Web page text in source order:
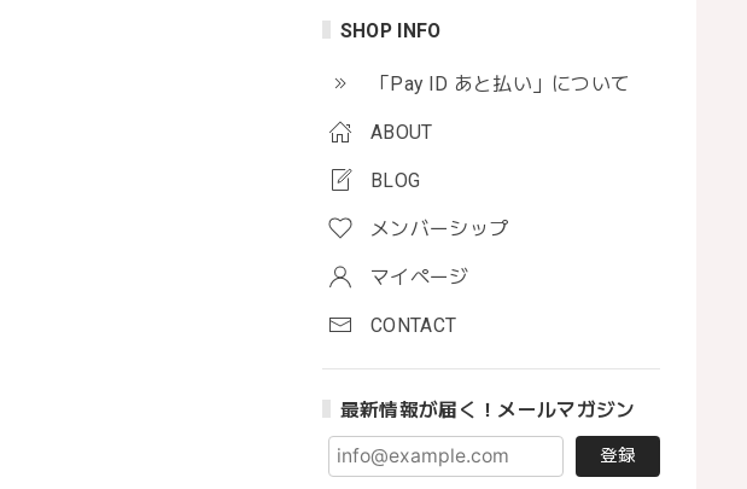
SHOP INFO
「Pay ID あと払い」について
ABOUT
BLOG
メンバーシップ
マイページ
CONTACT
最新情報が届く！メールマガジン
登録